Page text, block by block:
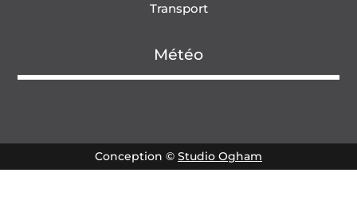
Transport
Météo
Conception © Studio Ogham